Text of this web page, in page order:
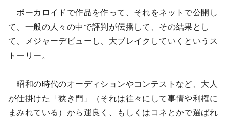
ボーカロイドで作品を作って、それをネットで公開し
て、一般の人々の中で評判が伝播して、その結果とし
て、メジャーデビューし、大ブレイクしていくというス
トーリー。
昭和の時代のオーディションやコンテストなど、大人
が仕掛けた「狭き門」（それは往々にして事情や利権に
まみれている）から運良く、もしくはコネとかで選ばれ